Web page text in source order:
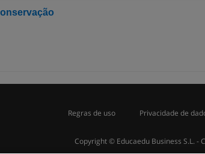
Regras de uso Privacidade de
Copyright © Educaedu Business S.L. -